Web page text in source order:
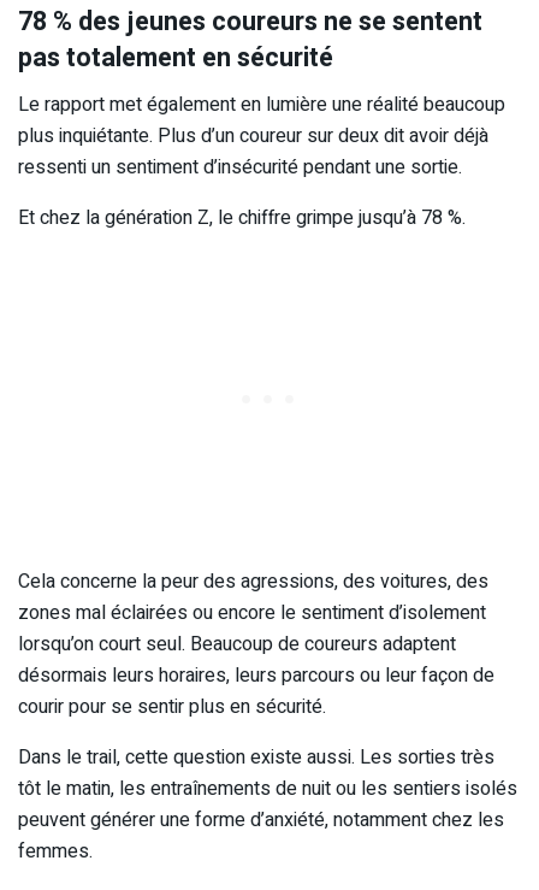
78 % des jeunes coureurs ne se sentent
pas totalement en sécurité
Le rapport met également en lumière une réalité beaucoup
plus inquiétante. Plus d’un coureur sur deux dit avoir déjà
ressenti un sentiment d’insécurité pendant une sortie.
Et chez la génération Z, le chiffre grimpe jusqu’à 78 %.
Cela concerne la peur des agressions, des voitures, des
zones mal éclairées ou encore le sentiment d’isolement
lorsqu’on court seul. Beaucoup de coureurs adaptent
désormais leurs horaires, leurs parcours ou leur façon de
courir pour se sentir plus en sécurité.
Dans le trail, cette question existe aussi. Les sorties très
tôt le matin, les entraînements de nuit ou les sentiers isolés
peuvent générer une forme d’anxiété, notamment chez les
femmes.